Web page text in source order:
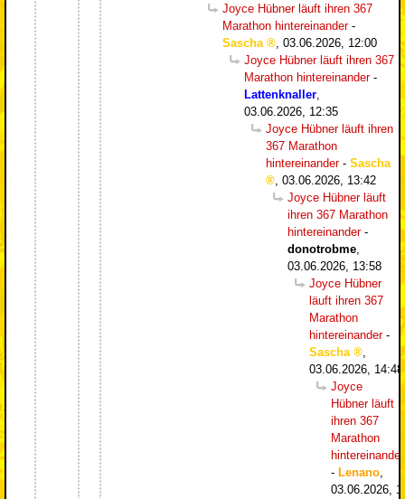
Joyce Hübner läuft ihren 367
Marathon hintereinander-
Sascha
, 03.06.2026, 12:00
Joyce Hübner läuft ihren 367
Marathon hintereinander-
Lattenknaller,
03.06.2026, 12:35
Joyce Hübner läuft ihren
367 Marathon
hintereinander- Sascha
, 03.06.2026, 13:42
Joyce Hübner läuft
ihren 367 Marathon
hintereinander-
donotrobme,
03.06.2026, 13:58
Joyce Hübner
läuft ihren 367
Marathon
hintereinander-
Sascha
,
03.06.2026, 14:48
Joyce
Hübner läuft
ihren 367
Marathon
hintereinander
- Lenano,
03.06.2026,